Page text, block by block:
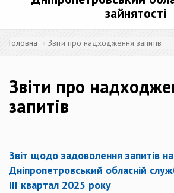
зайнятості
Головна Звіти про надходження запитів
Звіти про
запитів
Звіт щодо задоволення запитів
Дніпропетровський обласній
ІІІ квартал 2025 року